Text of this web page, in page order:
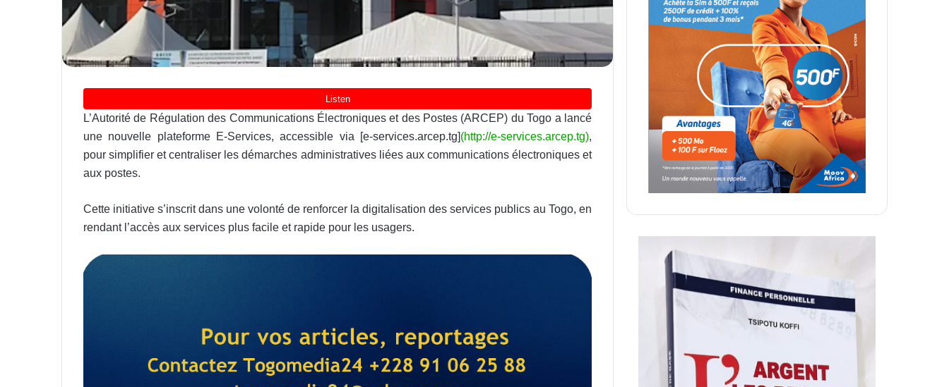
L’Autorité de Régulation des Communications Électroniques et des Postes (ARCEP) du Togo a lancé
une nouvelle plateforme E-Services, accessible via [e-services.arcep.tg](http://e-services.arcep.tg),
pour simplifier et centraliser les démarches administratives liées aux communications électroniques et
aux postes.
Cette initiative s’inscrit dans une volonté de renforcer la digitalisation des services publics au Togo, en
rendant l’accès aux services plus facile et rapide pour les usagers.